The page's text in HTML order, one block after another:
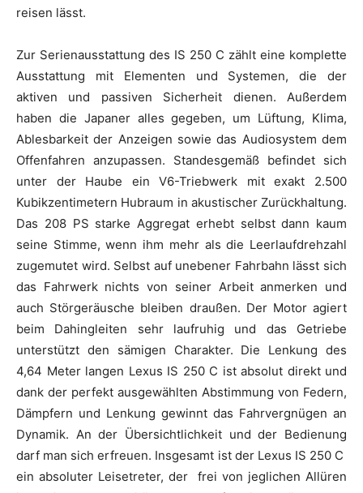
reisen lässt.
Zur Serienausstattung des IS 250 C zählt eine komplette
Ausstattung mit Elementen und Systemen, die der
aktiven und passiven Sicherheit dienen. Außerdem
haben die Japaner alles gegeben, um Lüftung, Klima,
Ablesbarkeit der Anzeigen sowie das Audiosystem dem
Offenfahren anzupassen. Standesgemäß befindet sich
unter der Haube ein V6-Triebwerk mit exakt 2.500
Kubikzentimetern Hubraum in akustischer Zurückhaltung.
Das 208 PS starke Aggregat erhebt selbst dann kaum
seine Stimme, wenn ihm mehr als die Leerlaufdrehzahl
zugemutet wird. Selbst auf unebener Fahrbahn lässt sich
das Fahrwerk nichts von seiner Arbeit anmerken und
auch Störgeräusche bleiben draußen. Der Motor agiert
beim Dahingleiten sehr laufruhig und das Getriebe
unterstützt den sämigen Charakter. Die Lenkung des
4,64 Meter langen Lexus IS 250 C ist absolut direkt und
dank der perfekt ausgewählten Abstimmung von Federn,
Dämpfern und Lenkung gewinnt das Fahrvergnügen an
Dynamik. An der Übersichtlichkeit und der Bedienung
darf man sich erfreuen. Insgesamt ist der Lexus IS 250 C
ein absoluter Leisetreter, der frei von jeglichen Allüren